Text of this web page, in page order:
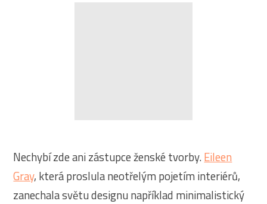
Nechybí zde ani zástupce ženské tvorby.Eileen
Gray, která proslula neotřelým pojetím interiérů,
zanechala světu designu například minimalistický